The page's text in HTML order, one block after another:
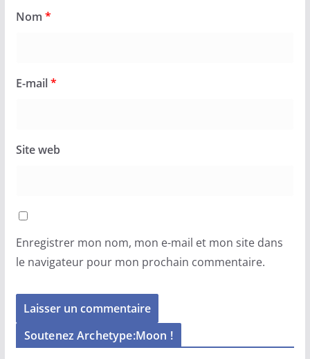
Nom *
E-mail*
Site web
Enregistrer mon nom, mon e-mail et mon site dans
le navigateur pour mon prochain commentaire.
Soutenez Archetype:Moon !